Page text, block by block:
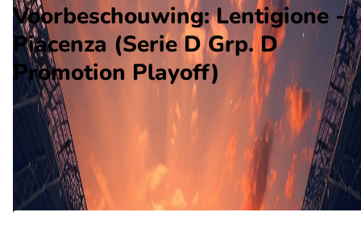
Voorbeschouwing: Lentigione -
Piacenza (Serie D Grp. D
Promotion Playoff)
Op mei 17 2026 gaat Lentigione de strijd aan met Piacenza.
wedstrijd wordt afgetrapt om 14:00 en wordt gespeeld in de
Serie D.
Ontvang een notificatie als deze voorbeschouwing beschikbaar is